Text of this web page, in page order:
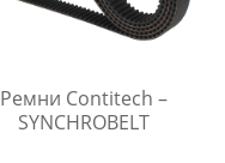
Ремни Contitech –
SYNCHROBELT